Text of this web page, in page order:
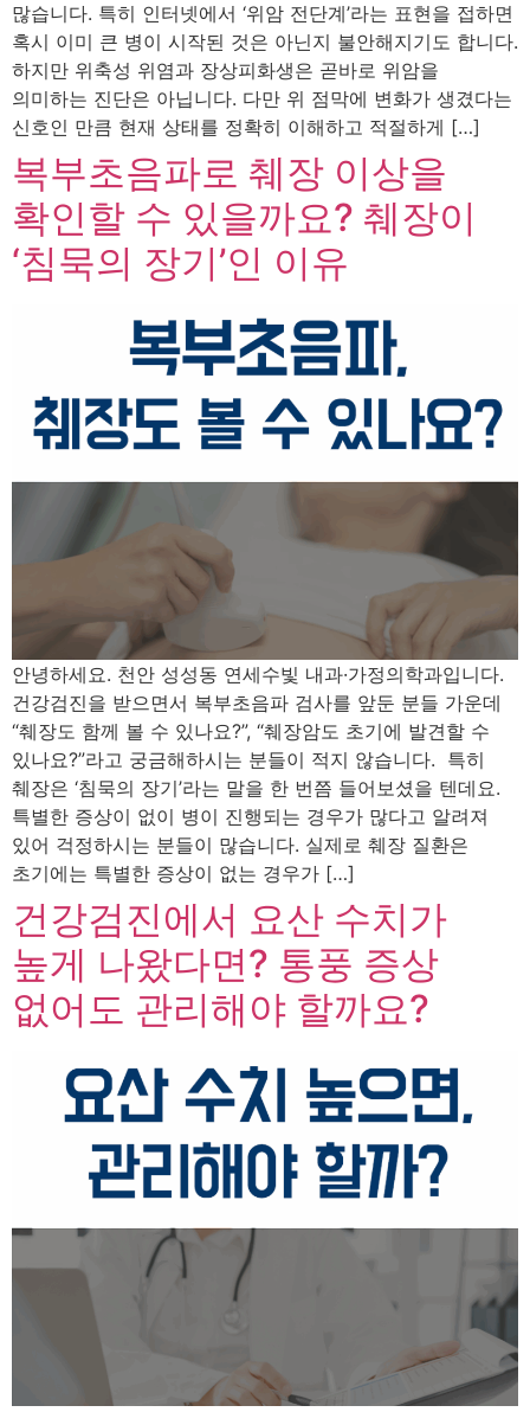
많습니다. 특히 인터넷에서 ‘위암 전단계’라는 표현을 접하면
혹시 이미 큰 병이 시작된 것은 아닌지 불안해지기도 합니다.
하지만 위축성 위염과 장상피화생은 곧바로 위암을
의미하는 진단은 아닙니다. 다만 위 점막에 변화가 생겼다는
신호인 만큼 현재 상태를 정확히 이해하고 적절하게 […]
복부초음파로 췌장 이상을
확인할 수 있을까요? 췌장이
‘침묵의 장기’인 이유
안녕하세요. 천안 성성동 연세수빛 내과·가정의학과입니다.
건강검진을 받으면서 복부초음파 검사를 앞둔 분들 가운데
“췌장도 함께 볼 수 있나요?”, “췌장암도 초기에 발견할 수
있나요?”라고 궁금해하시는 분들이 적지 않습니다. 특히
췌장은 ‘침묵의 장기’라는 말을 한 번쯤 들어보셨을 텐데요.
특별한 증상이 없이 병이 진행되는 경우가 많다고 알려져
있어 걱정하시는 분들이 많습니다. 실제로 췌장 질환은
초기에는 특별한 증상이 없는 경우가 […]
건강검진에서 요산 수치가
높게 나왔다면? 통풍 증상
없어도 관리해야 할까요?